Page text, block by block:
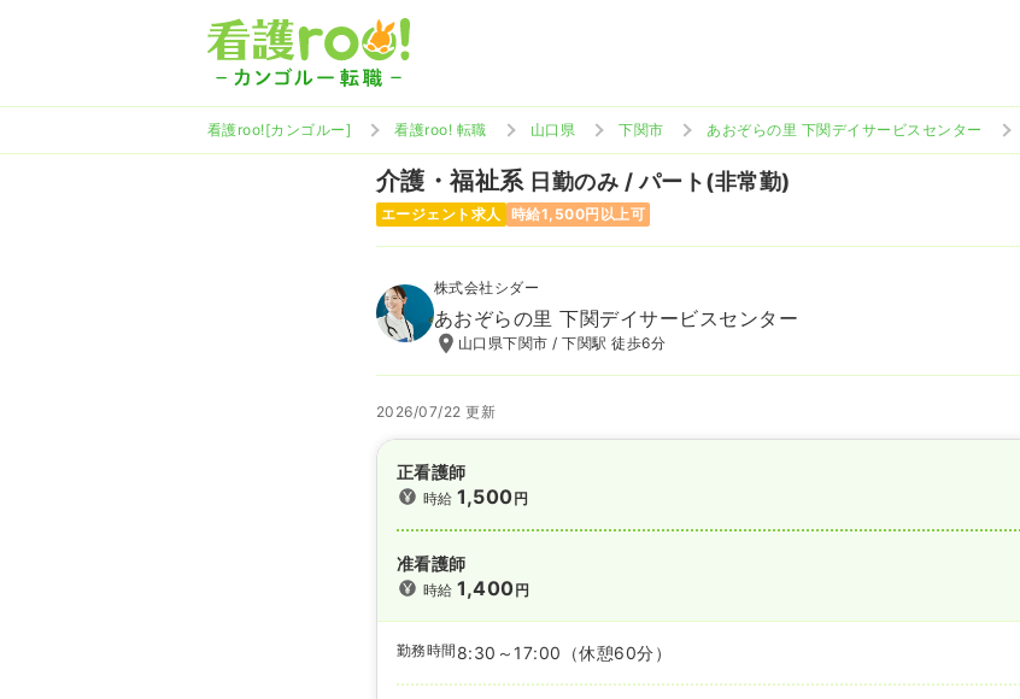
看護roo![カンゴルー] 看護roo! 転職 山口県 下関市 あおぞらの里 下関デイサービスセンター
介護・福祉系 日勤のみ / パート(非常勤)
エージェント求人 時給1,500円以上可
株式会社シダー
あおぞらの里 下関デイサービスセンター
山口県下関市 / 下関駅 徒歩6分
2026/07/22 更新
正看護師
時給1,500円
准看護師
時給1,400円
勤務時間 8:30～17:00 （休憩60分）